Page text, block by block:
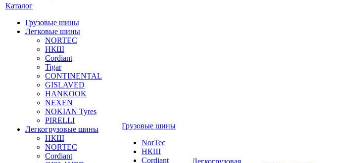
Каталог
Грузовые шины
Легковые шины
NORTEС
НКШ
Cordiant
Tigar
CONTINENTAL
GISLAVED
HANKOOK
NEXEN
NOKIAN Tyres
PIRELLI
Легкогрузовые шины
НКШ
NORTEС
Cordiant
Грузовые шины
NorTec
НКШ
Cordiant
Легкогрузовая